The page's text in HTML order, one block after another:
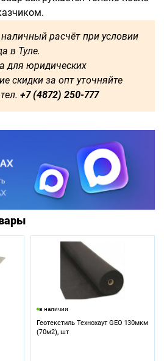
расчёт при условии
в Туле.
для юридических
скидки за опт уточняйте
+7 (4872) 250-777
2250 2750
3750
5250 5500 5750
в наличии
Геотекстиль Технохаут GEO 130мкм
(70м2), шт